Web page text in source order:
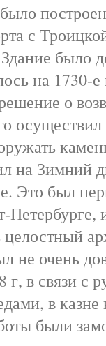
было
с
было
на 1730-
о
осуществил
на Зимний
Это был
Петербурге,
не очень
в связи с
в
были